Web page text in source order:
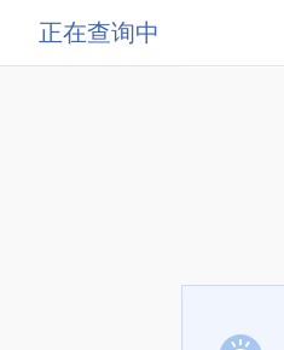
正在查询中